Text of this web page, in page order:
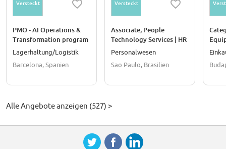
Versteckt
PMO - AI Operations &
Transformation program
Lagerhaltung/Logistik
Barcelona, Spanien
Versteckt
Associate, People
Technology Services | HR
Analyst
Personalwesen
Sao Paulo, Brasilien
(ETO)
Alle Angebote anzeigen (527) >